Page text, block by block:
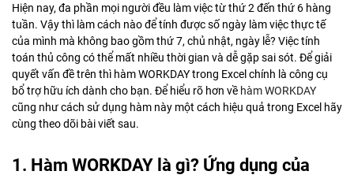
Hiện nay, đa phần mọi người đều làm việc từ thứ 2 đến thứ 6 hàng
tuần. Vậy thì làm cách nào để tính được số ngày làm việc thực tế
của mình mà không bao gồm thứ 7, chủ nhật, ngày lễ? Việc tính
toán thủ công có thể mất nhiều thời gian và dễ gặp sai sót. Để giải
quyết vấn đề trên thì hàm WORKDAY trong Excel chính là công cụ
bổ trợ hữu ích dành cho bạn. Để hiểu rõ hơn về hàm WORKDAY
cũng như cách sử dụng hàm này một cách hiệu quả trong Excel hãy
cùng theo dõi bài viết sau.
1. Hàm WORKDAY là gì? Ứng dụng của